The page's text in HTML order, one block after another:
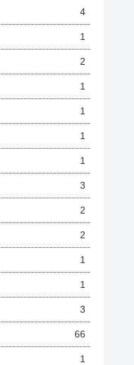
4
1
2
1
1
1
1
3
2
2
1
1
3
66
1